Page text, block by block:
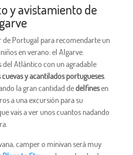
y avistamiento de
de Portugal para recomendarte un
en verano: el Algarve.
del Atlántico con un agradable
y acantilados portugueses.
la gran cantidad dedelfinesen
a una excursión para su
vais a ver unos cuantos nadando
camper o minivan será muy